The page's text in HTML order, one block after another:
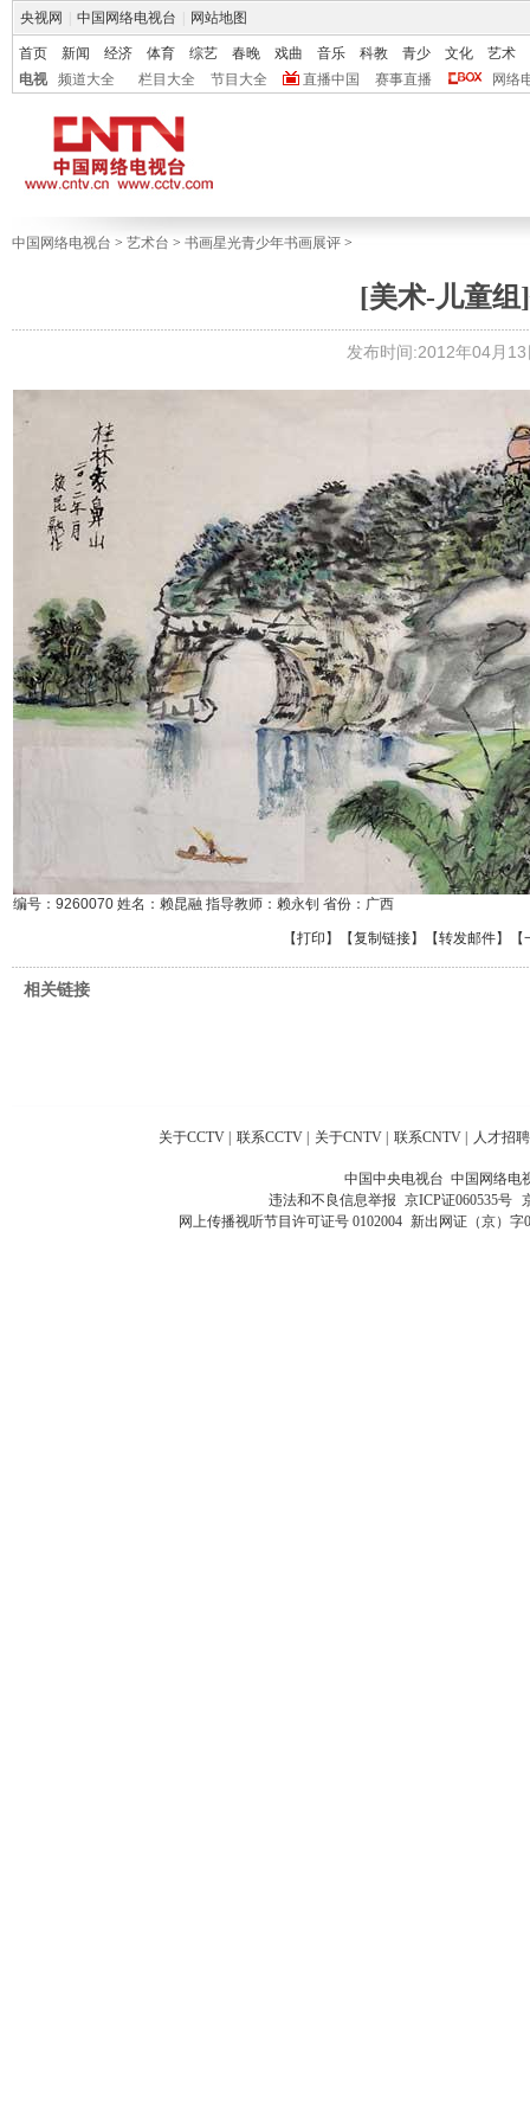
央视网 中国网络电视台 网站地图
首页 新闻 经济 体育 综艺 春晚 戏曲 音乐 科教 青少 文化
艺术
电视
频道大全 栏目大全 节目大全 直播中国 赛事直播 网络
中国网络电视台 > 艺术台 > 书画星光青少年书画展评 >
[美术-儿童组
发布时间:2012年04月
编号：9260070 姓名：赖昆融 指导教师：赖永钊 省份：广西
【打印 】【复制链接】【转发邮件】
相关链接
关于CCTV 联系CCTV 关于CNTV 联系CNTV 人才招聘
中国中央电视台 中国网络电
违法和不良信息举报 京ICP证060535号
网上传播视听节目许可证号 0102004 新出网证（京）